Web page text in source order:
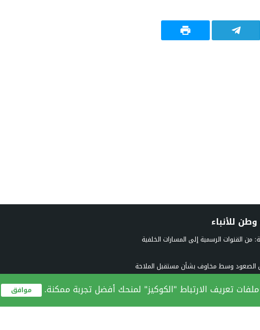
وطن للأنباء
من القنوات الرسمية إلى المسارات الخلفية
الصعود وسط مخاوف بشأن مستقبل الملاحة
حاجزا عسكريا شرق بيت لحم
بيانات: حركة الملاحة في مضيق هرمز تتراجع إلى 33 سفينة خلال
تعريف الارتباط "الكوكيز" لمنحك أفضل تجربة ممكنة. موافق